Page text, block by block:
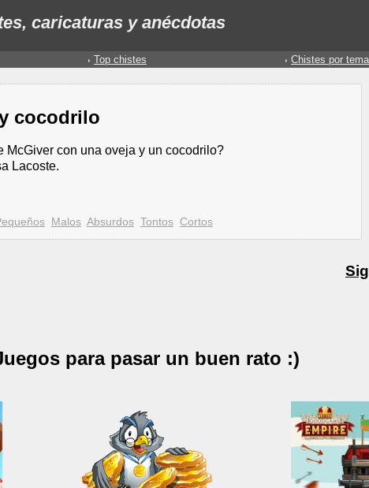
caricaturas y anécdotas
Top chistes Chistes por
cocodrilo
McGiver con una oveja y un cocodrilo?
Lacoste.
Malos Absurdos Tontos Cortos
para pasar un buen rato :)